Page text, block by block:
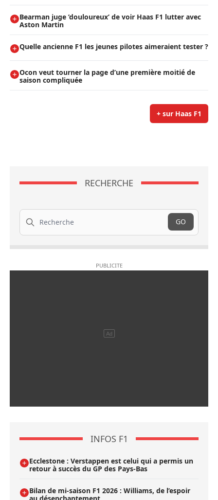
Bearman juge ’douloureux’ de voir Haas F1 lutter avec
Aston Martin
Quelle ancienne F1 les jeunes pilotes aimeraient tester ?
Ocon veut tourner la page d’une première moitié de
saison compliquée
+ sur Haas F1
RECHERCHE
Recherche
GO
INFOS F1
Ecclestone : Verstappen est celui qui a permis un
retour à succès du GP des Pays-Bas
Bilan de mi-saison F1 2026 : Williams, de l’espoir
au désenchantement